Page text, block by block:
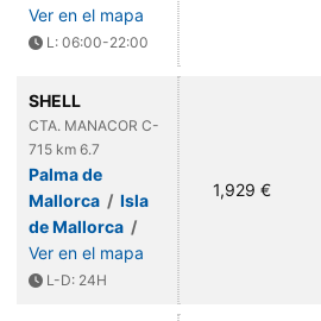
Ver en el mapa
L: 06:00-22:00
SHELL
CTA. MANACOR C-
715 km 6.7
Palma de
Mallorca / Isla
de Mallorca /
Ver en el mapa
L-D: 24H
1,929 €